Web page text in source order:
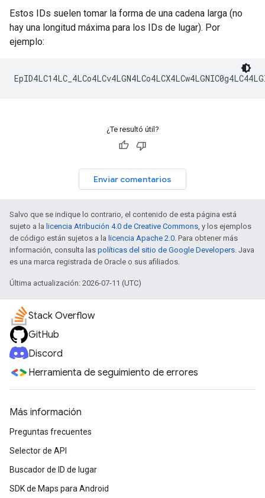
Estos IDs suelen tomar la forma de una cadena larga (no
hay una longitud máxima para los IDs de lugar). Por
ejemplo:
¿Te resultó útil?
Enviar comentarios
Salvo que se indique lo contrario, el contenido de esta página está
sujeto a la licencia Atribución 4.0 de Creative Commons, y los ejemplos
de código están sujetos a la licencia Apache 2.0. Para obtener más
información, consulta las políticas del sitio de Google Developers. Java
es una marca registrada de Oracle o sus afiliados.
Última actualización: 2026-07-11 (UTC)
Stack Overflow
GitHub
Discord
Herramienta de seguimiento de errores
Más información
Preguntas frecuentes
Selector de API
Buscador de ID de lugar
SDK de Maps para Android